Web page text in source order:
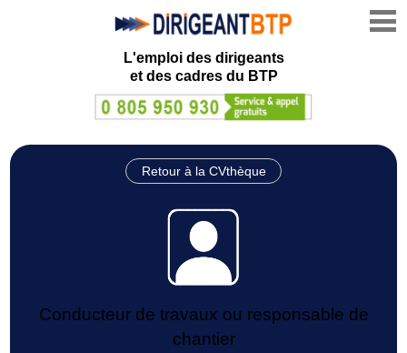
L'emploi des dirigeants
et des cadres du BTP
Retour à la CVthèque
Conducteur de travaux ou responsable de
chantier